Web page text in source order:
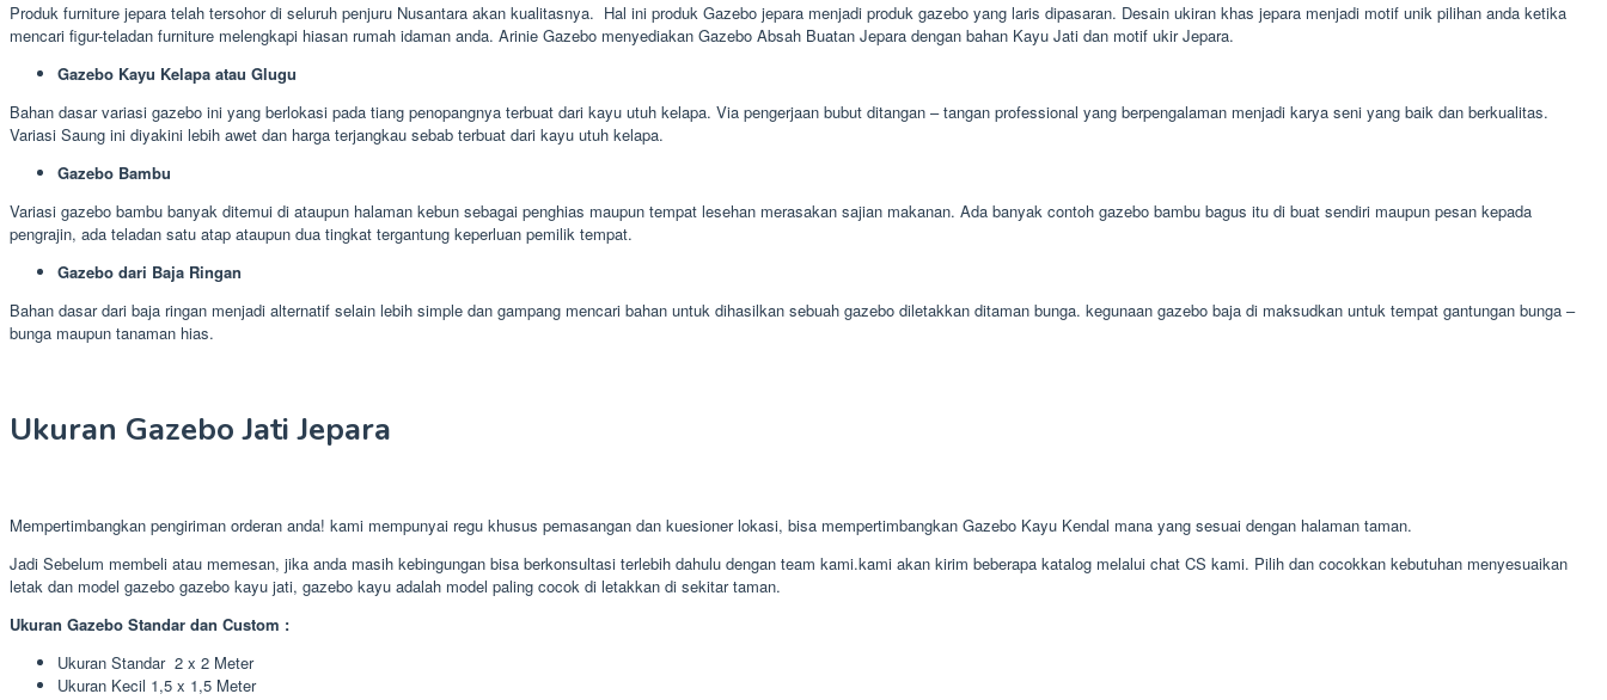
Produk furniture jepara telah tersohor di seluruh penjuru Nusantara akan kualitasnya. Hal ini produk Gazebo jepara menjadi produk gazebo yang laris dipasaran. Desain ukiran khas jepara menjadi motif unik pilihan anda ketika
mencari figur-teladan furniture melengkapi hiasan rumah idaman anda. Arinie Gazebo menyediakan Gazebo Absah Buatan Jepara dengan bahan Kayu Jati dan motif ukir Jepara.
Gazebo Kayu Kelapa atau Glugu
Bahan dasar variasi gazebo ini yang berlokasi pada tiang penopangnya terbuat dari kayu utuh kelapa. Via pengerjaan bubut ditangan – tangan professional yang berpengalaman menjadi karya seni yang baik dan berkualitas.
Variasi Saung ini diyakini lebih awet dan harga terjangkau sebab terbuat dari kayu utuh kelapa.
Gazebo Bambu
Variasi gazebo bambu banyak ditemui di ataupun halaman kebun sebagai penghias maupun tempat lesehan merasakan sajian makanan. Ada banyak contoh gazebo bambu bagus itu di buat sendiri maupun pesan kepada
pengrajin, ada teladan satu atap ataupun dua tingkat tergantung keperluan pemilik tempat.
Gazebo dari Baja Ringan
Bahan dasar dari baja ringan menjadi alternatif selain lebih simple dan gampang mencari bahan untuk dihasilkan sebuah gazebo diletakkan ditaman bunga. kegunaan gazebo baja di maksudkan untuk tempat gantungan bunga –
bunga maupun tanaman hias.
Ukuran Gazebo Jati Jepara
Mempertimbangkan pengiriman orderan anda! kami mempunyai regu khusus pemasangan dan kuesioner lokasi, bisa mempertimbangkan Gazebo Kayu Kendal mana yang sesuai dengan halaman taman.
Jadi Sebelum membeli atau memesan, jika anda masih kebingungan bisa berkonsultasi terlebih dahulu dengan team kami.kami akan kirim beberapa katalog melalui chat CS kami. Pilih dan cocokkan kebutuhan menyesuaikan
letak dan model gazebo gazebo kayu jati, gazebo kayu adalah model paling cocok di letakkan di sekitar taman.
Ukuran Gazebo Standar dan Custom :
Ukuran Standar 2 x 2 Meter
Ukuran Kecil 1,5 x 1,5 Meter